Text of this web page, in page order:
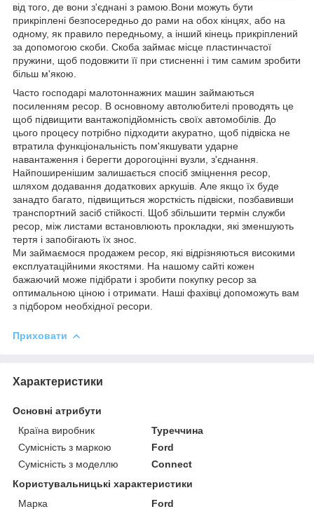
від того, де вони з'єднані з рамою.Вони можуть бути
прикріплені безпосередньо до рами на обох кінцях, або на
одному, як правило передньому, а інший кінець прикріплений
за допомогою скоби. Скоба займає місце пластинчастої
пружини, щоб подовжити її при стисненні і тим самим зробити
більш м'якою.
Часто господарі малотоннажних машин займаються
посиленням ресор. В основному автолюбителі проводять це
щоб підвищити вантажопідйомність своїх автомобілів. До
цього процесу потрібно підходити акуратно, щоб підвіска не
втратила функціональність пом'якшувати ударне
навантаження і берегти дорогоцінні вузли, з'єднання.
Найпоширенішим залишається спосіб зміцнення ресор,
шляхом додавання додаткових аркушів. Але якщо їх буде
занадто багато, підвищиться жорсткість підвіски, позбавивши
транспортний засіб стійкості. Щоб збільшити термін служби
ресор, між листами встановлюють прокладки, які зменшують
тертя і запобігають їх знос.
Ми займаємося продажем ресор, які відрізняються високими
експлуатаційними якостями. На нашому сайті кожен
бажаючий може підібрати і зробити покупку ресор за
оптимальною ціною і отримати. Наші фахівці допоможуть вам
з підбором необхідної ресори.
Приховати
Характеристики
Основні атрибути
Країна виробник
Туреччина
Сумісність з маркою
Ford
Сумісність з моделлю
Connect
Користувальницькі характеристики
Марка
Ford